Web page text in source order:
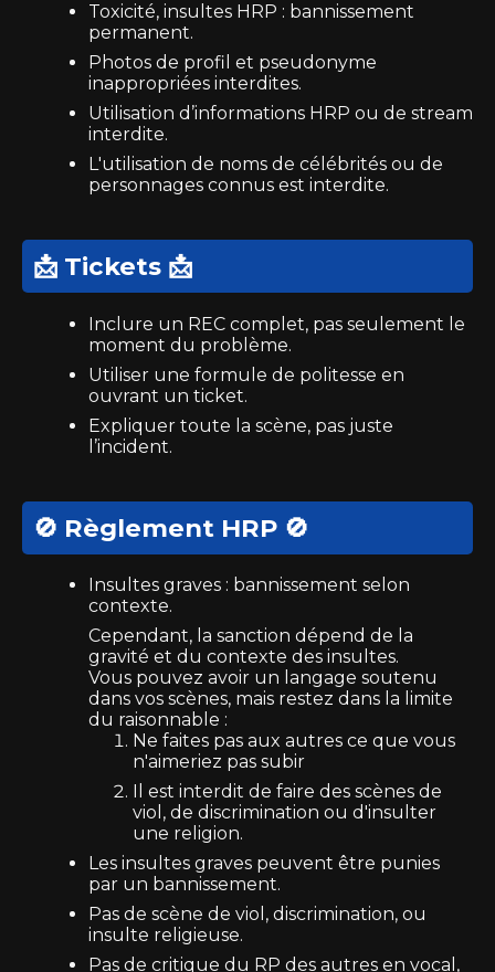
Toxicité, insultes HRP : bannissement
permanent.
Photos de profil et pseudonyme
inappropriées interdites.
Utilisation d’informations HRP ou de stream
interdite.
L'utilisation de noms de célébrités ou de
personnages connus est interdite.
📩 Tickets 📩
Inclure un REC complet, pas seulement le
moment du problème.
Utiliser une formule de politesse en
ouvrant un ticket.
Expliquer toute la scène, pas juste
l’incident.
🚫 Règlement HRP 🚫
Insultes graves : bannissement selon
contexte.
Cependant, la sanction dépend de la
gravité et du contexte des insultes.
Vous pouvez avoir un langage soutenu
dans vos scènes, mais restez dans la limite
du raisonnable :
Ne faites pas aux autres ce que vous
n'aimeriez pas subir
Il est interdit de faire des scènes de
viol, de discrimination ou d'insulter
une religion.
Les insultes graves peuvent être punies
par un bannissement.
Pas de scène de viol, discrimination, ou
insulte religieuse.
Pas de critique du RP des autres en vocal,